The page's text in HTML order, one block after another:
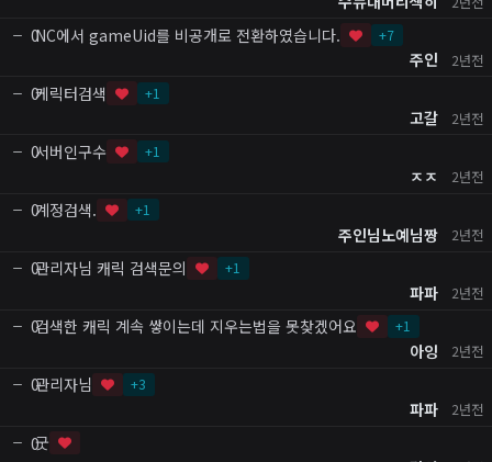
0NC에서 gameUid를 비공개로 전환하였습니다. +7
주인 2년전
0케릭터검색 +1
고갈 2년전
0서버인구수 +1
ㅈㅈ 2년전
0계정검색. +1
주인님노예님짱 2년전
0관리자님 캐릭 검색문의 +1
파파 2년전
0검색한 캐릭 계속 쌓이는데 지우는법을 못찾겠어요 +1
아잉 2년전
0관리자님 +3
파파 2년전
0굿